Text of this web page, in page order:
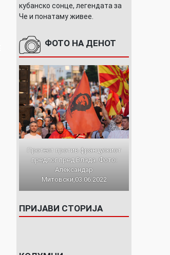
кубанско сонце, легендата за
Че и понатаму живее.
ФОТО НА ДЕНОТ
Протест против францускиот
предлог пред Влада. Фото:
Александар
Митовски,03.06.2022
ПРИЈАВИ СТОРИЈА